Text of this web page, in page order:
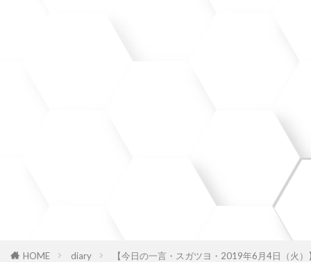
HOME diary 【今日の一言・スガツヨ・2019年6月4日（火）